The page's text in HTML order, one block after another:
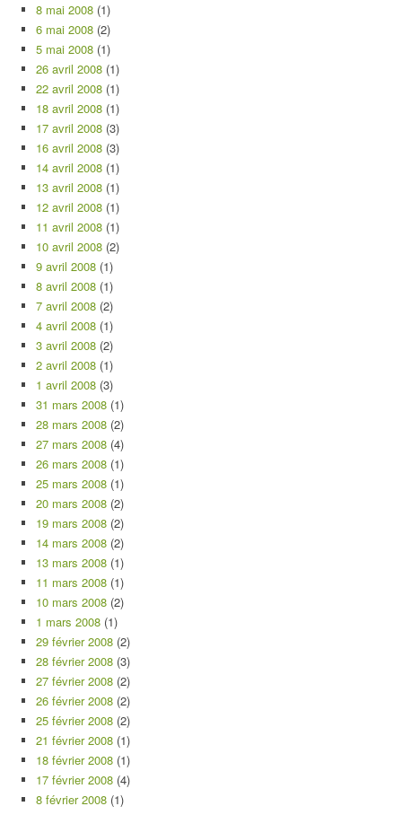
8 mai 2008 (1)
6 mai 2008 (2)
5 mai 2008 (1)
26 avril 2008 (1)
22 avril 2008 (1)
18 avril 2008 (1)
17 avril 2008 (3)
16 avril 2008 (3)
14 avril 2008 (1)
13 avril 2008 (1)
12 avril 2008 (1)
11 avril 2008 (1)
10 avril 2008 (2)
9 avril 2008 (1)
8 avril 2008 (1)
7 avril 2008 (2)
4 avril 2008 (1)
3 avril 2008 (2)
2 avril 2008 (1)
1 avril 2008 (3)
31 mars 2008 (1)
28 mars 2008 (2)
27 mars 2008 (4)
26 mars 2008 (1)
25 mars 2008 (1)
20 mars 2008 (2)
19 mars 2008 (2)
14 mars 2008 (2)
13 mars 2008 (1)
11 mars 2008 (1)
10 mars 2008 (2)
1 mars 2008 (1)
29 février 2008 (2)
28 février 2008 (3)
27 février 2008 (2)
26 février 2008 (2)
25 février 2008 (2)
21 février 2008 (1)
18 février 2008 (1)
17 février 2008 (4)
8 février 2008 (1)